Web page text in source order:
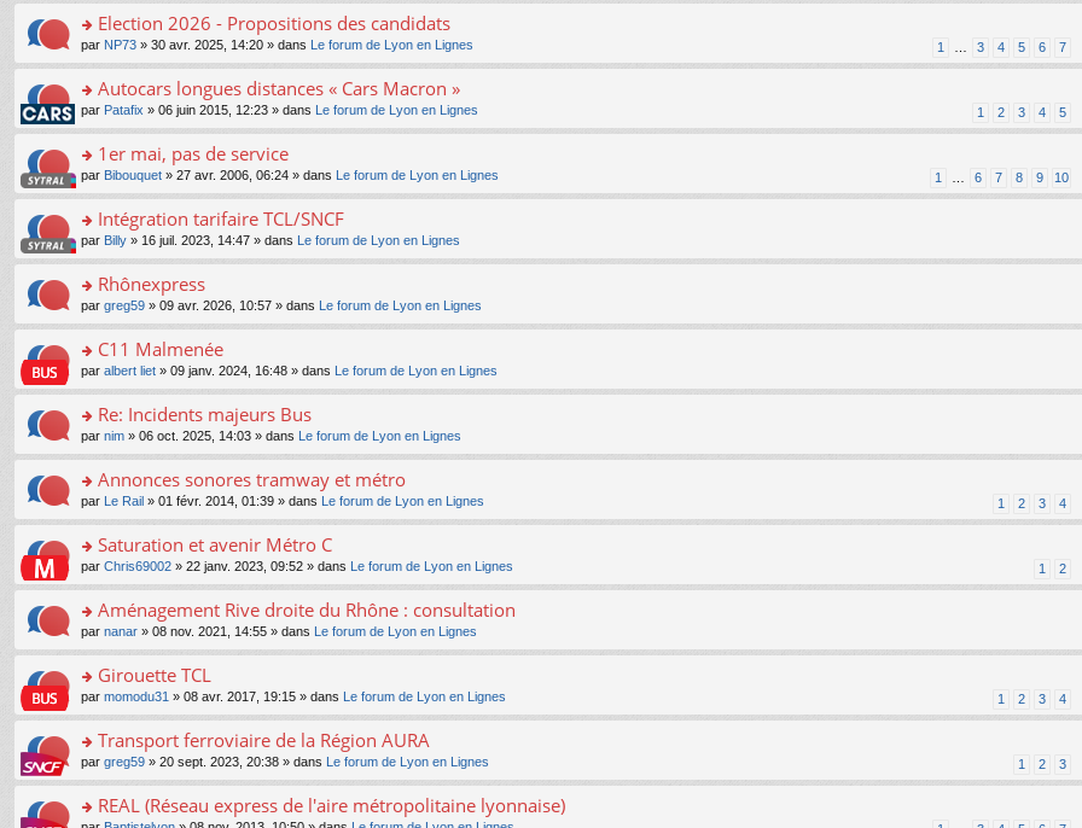
e
nt
s
ré
c
e
nt
le
pl
u
s
ré
c
e
nt
n
n
le
pl
u
s
ré
c
e
nt
a
g
e
n
n
le
pl
u
s
ré
c
e
nt
le
m
e
s
a
g
e
n
n
le
pl
u
s
ré
c
e
nt
s
ult
er
le
m
e
s
a
g
e
n
n
le
pl
u
s
ré
c
e
nt
o
n
s
ult
er
le
m
e
s
a
g
e
n
n
le
pl
u
s
ré
c
e
nt
Election 2026 - Propositions des candidats
1 … 3 4 5 6 7
par NP73 » 30 avr. 2025, 14:20 » dans Le forum de Lyon en Lignes
o
n
s
ult
er
le
m
e
s
a
g
e
n
n
le
pl
u
s
ré
c
e
nt
Autocars longues distances « Cars Macron »
1 2 3 4 5
par Patafix » 06 juin 2015, 12:23 » dans Le forum de Lyon en Lignes
o
n
s
ult
er
le
m
e
s
a
g
e
n
n
le
pl
u
s
ré
c
e
nt
1er mai, pas de service
1 … 6 7 8 9 10
par Bibouquet » 27 avr. 2006, 06:24 » dans Le forum de Lyon en Lignes
o
n
s
ult
er
le
m
e
s
a
g
e
n
n
le
pl
u
s
ré
c
e
nt
Intégration tarifaire TCL/SNCF
par Billy » 16 juil. 2023, 14:47 » dans Le forum de Lyon en Lignes
o
n
s
ult
er
le
m
e
s
a
g
e
n
n
le
pl
u
s
ré
c
e
nt
Rhônexpress
par greg59 » 09 avr. 2026, 10:57 » dans Le forum de Lyon en Lignes
o
n
s
ult
er
le
m
e
s
a
g
e
n
n
le
pl
u
s
ré
c
e
nt
C11 Malmenée
par albert liet » 09 janv. 2024, 16:48 » dans Le forum de Lyon en Lignes
o
n
s
ult
er
le
m
e
s
a
g
e
n
n
le
pl
u
s
ré
Re: Incidents majeurs Bus
par nim » 06 oct. 2025, 14:03 » dans Le forum de Lyon en Lignes
o
n
s
ult
er
le
m
e
s
a
g
e
n
n
le
Annonces sonores tramway et métro
1 2 3 4
par Le Rail » 01 févr. 2014, 01:39 » dans Le forum de Lyon en Lignes
o
n
s
ult
er
le
m
e
s
a
g
e
n
Saturation et avenir Métro C
1 2
par Chris69002 » 22 janv. 2023, 09:52 » dans Le forum de Lyon en Lignes
o
n
s
ult
er
le
m
e
s
a
Aménagement Rive droite du Rhône : consultation
par nanar » 08 nov. 2021, 14:55 » dans Le forum de Lyon en Lignes
o
n
s
ult
er
le
m
e
Girouette TCL
1 2 3 4
par momodu31 » 08 avr. 2017, 19:15 » dans Le forum de Lyon en Lignes
o
n
s
ult
Transport ferroviaire de la Région AURA
1 2 3
par greg59 » 20 sept. 2023, 20:38 » dans Le forum de Lyon en Lignes
REAL (Réseau express de l'aire métropolitaine lyonnaise)